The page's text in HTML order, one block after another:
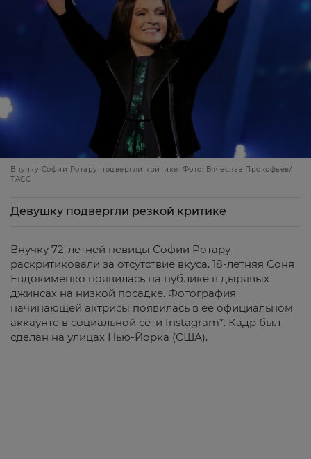
Внучку Софии Ротару подвергли критике. Фото: Вячеслав Прокофьев/
ТАСС
Девушку подвергли резкой критике
Внучку 72-летней певицы Софии Ротару
раскритиковали за отсутствие вкуса. 18-летняя Соня
Евдокименко появилась на публике в дырявых
джинсах на низкой посадке. Фотография
начинающей актрисы появилась в ее официальном
аккаунте в социальной сети Instagram*. Кадр был
сделан на улицах Нью-Йорка (США).